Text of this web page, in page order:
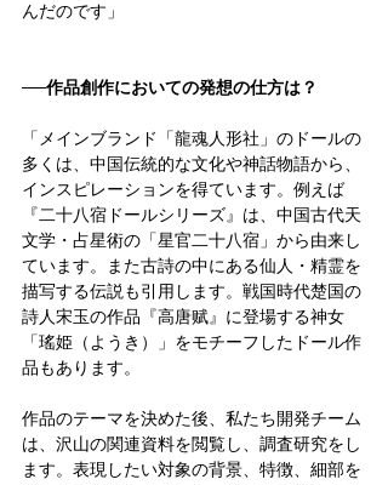
んだのです」
──作品創作においての発想の仕方は？
「メインブランド「龍魂人形社」のドールの
多くは、中国伝統的な文化や神話物語から、
インスピレーションを得ています。例えば
『二十八宿ドールシリーズ』は、中国古代天
文学・占星術の「星官二十八宿」から由来し
ています。また古詩の中にある仙人・精霊を
描写する伝説も引用します。戦国時代楚国の
詩人宋玉の作品『高唐赋』に登場する神女
「瑤姫（ようき）」をモチーフしたドール作
品もあります。
作品のテーマを決めた後、私たち開発チーム
は、沢山の関連資料を閲覧し、調査研究をし
ます。表現したい対象の背景、特徴、細部を